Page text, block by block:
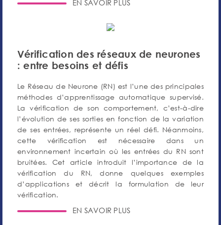
EN SAVOIR PLUS
Vérification des réseaux de neurones
: entre besoins et défis
Le Réseau de Neurone (RN) est l’une des principales
méthodes d’apprentissage automatique supervisé.
La vérification de son comportement, c’est-à-dire
l’évolution de ses sorties en fonction de la variation
de ses entrées, représente un réel défi. Néanmoins,
cette vérification est nécessaire dans un
environnement incertain où les entrées du RN sont
bruitées. Cet article introduit l’importance de la
vérification du RN, donne quelques exemples
d’applications et décrit la formulation de leur
vérification.
EN SAVOIR PLUS